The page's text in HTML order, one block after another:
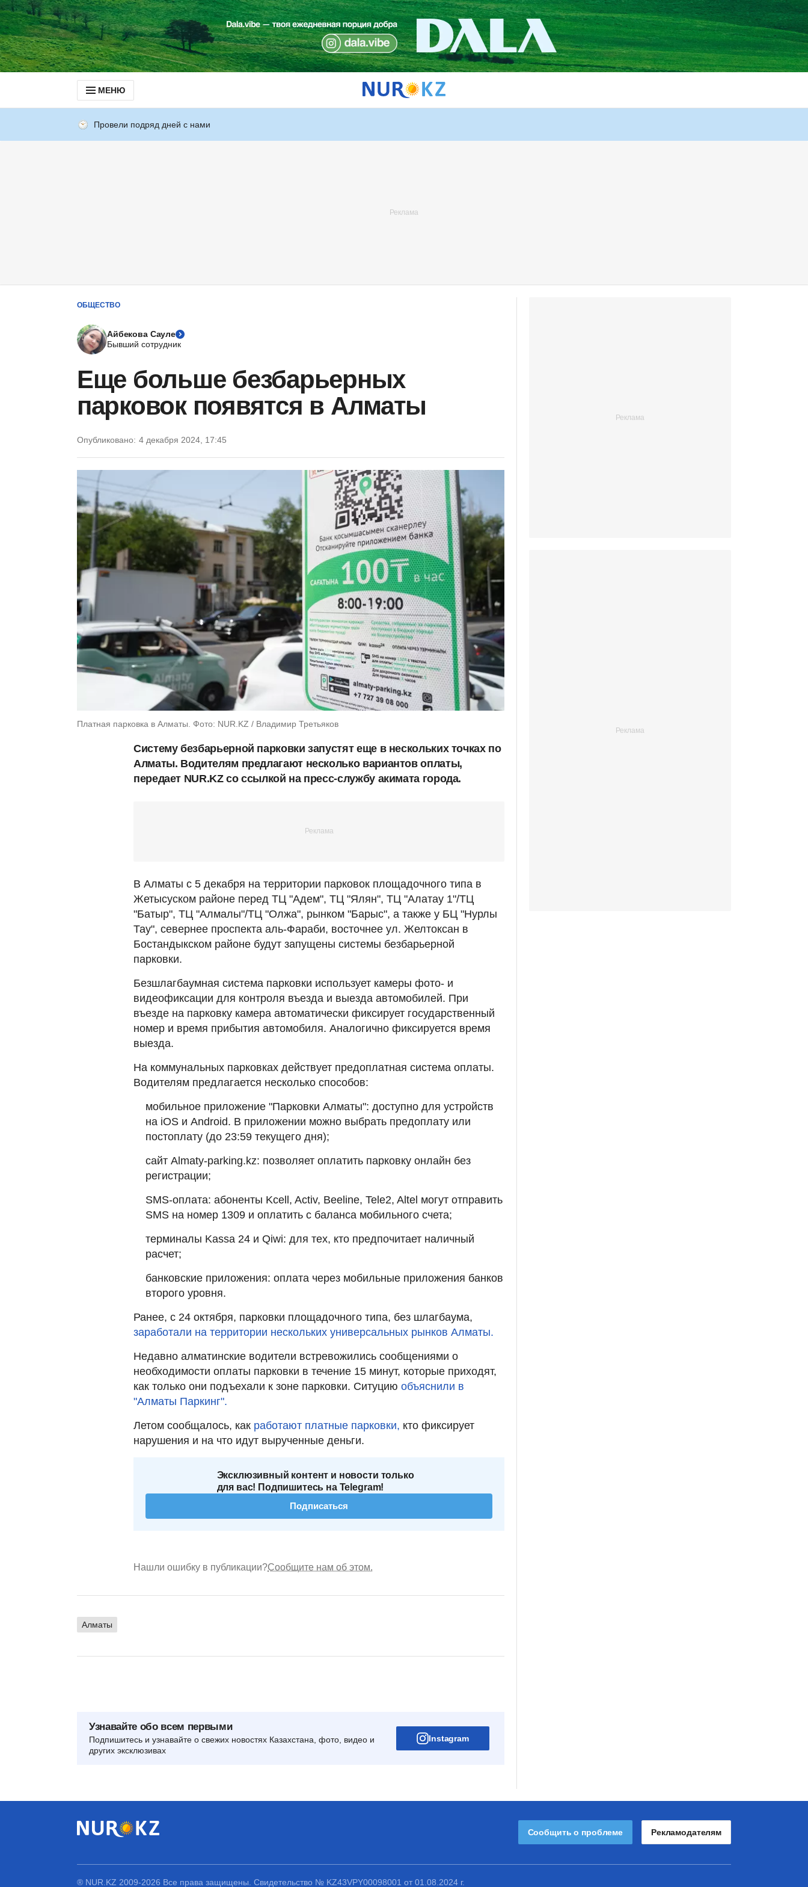
МЕНЮ
Провели подряд дней с нами
ОБЩЕСТВО
Айбекова Сауле
Бывший сотрудник
Еще больше безбарьерных
парковок появятся в Алматы
Опубликовано: 4 декабря 2024, 17:45
Платная парковка в Алматы. Фото: NUR.KZ / Владимир Третьяков
Систему безбарьерной парковки запустят еще в нескольких точках по
Алматы. Водителям предлагают несколько вариантов оплаты,
передает NUR.KZ со ссылкой на пресс-службу акимата города.
В Алматы с 5 декабря на территории парковок площадочного типа в
Жетысуском районе перед ТЦ "Адем", ТЦ "Ялян", ТЦ "Алатау 1"/ТЦ
"Батыр", ТЦ "Алмалы"/ТЦ "Олжа", рынком "Барыс", а также у БЦ "Нурлы
Тау", севернее проспекта аль-Фараби, восточнее ул. Желтоксан в
Бостандыкском районе будут запущены системы безбарьерной
парковки.
Безшлагбаумная система парковки использует камеры фото- и
видеофиксации для контроля въезда и выезда автомобилей. При
въезде на парковку камера автоматически фиксирует государственный
номер и время прибытия автомобиля. Аналогично фиксируется время
выезда.
На коммунальных парковках действует предоплатная система оплаты.
Водителям предлагается несколько способов:
мобильное приложение "Парковки Алматы": доступно для устройств
на iOS и Android. В приложении можно выбрать предоплату или
постоплату (до 23:59 текущего дня);
сайт Almaty-parking.kz: позволяет оплатить парковку онлайн без
регистрации;
SMS-оплата: абоненты Kcell, Activ, Beeline, Tele2, Altel могут отправить
SMS на номер 1309 и оплатить с баланса мобильного счета;
терминалы Kassa 24 и Qiwi: для тех, кто предпочитает наличный
расчет;
банковские приложения: оплата через мобильные приложения банков
второго уровня.
Ранее, с 24 октября, парковки площадочного типа, без шлагбаума,
заработали на территории нескольких универсальных рынков Алматы.
Недавно алматинские водители встревожились сообщениями о
необходимости оплаты парковки в течение 15 минут, которые приходят,
как только они подъехали к зоне парковки. Ситуцию объяснили в
"Алматы Паркинг".
Летом сообщалось, как работают платные парковки, кто фиксирует
нарушения и на что идут вырученные деньги.
Эксклюзивный контент и новости только
для вас! Подпишитесь на Telegram!
Подписаться
Нашли ошибку в публикации?Сообщите нам об этом.
Алматы
Узнавайте обо всем первыми
Подпишитесь и узнавайте о свежих новостях Казахстана, фото, видео и
других эксклюзивах
Instagram
Сообщить о проблеме Рекламодателям
® NUR.KZ 2009-2026 Все права защищены. Свидетельство № KZ43VPY00098001 от 01.08.2024 г.